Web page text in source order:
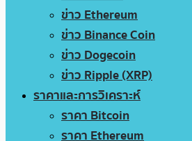
ข่าว Ethereum
ข่าว Binance Coin
ข่าว Dogecoin
ข่าว Ripple (XRP)
ราคาและการวิเคราะห์
ราคา Bitcoin
ราคา Ethereum